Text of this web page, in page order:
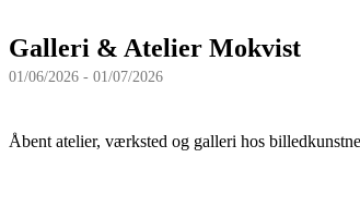
Galleri & Atelier Mokvist
01/06/2026 - 01/07/2026
Åbent atelier, værksted og galleri hos